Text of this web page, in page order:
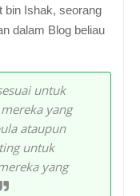
bin Ishak, seorang
dalam Blog beliau
untuk
yang
ataupun
untuk
yang